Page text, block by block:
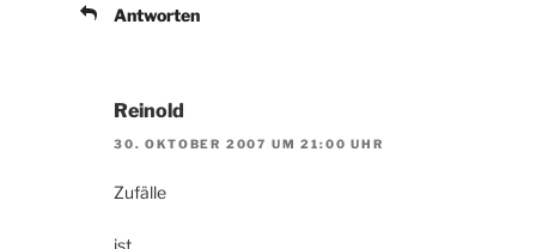
Antworten
Reinold
30. OKTOBER 2007 UM 21:00 UHR
Zufälle